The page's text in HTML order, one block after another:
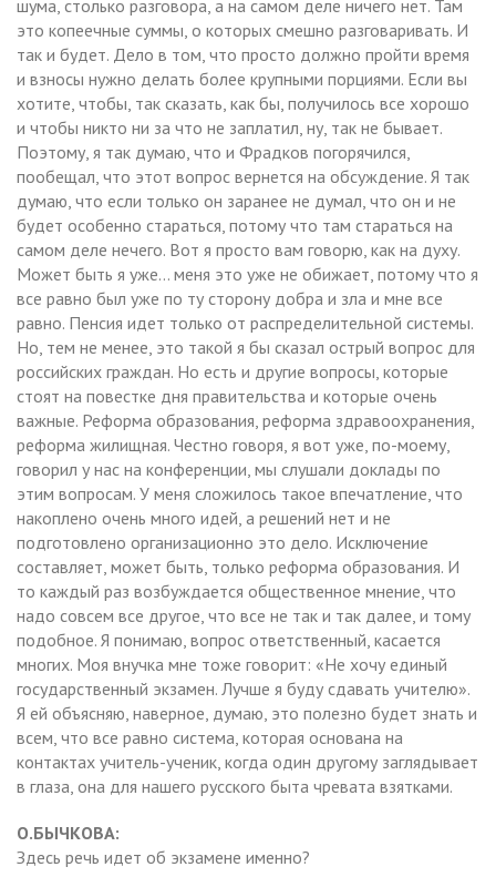
шума, столько разговора, а на самом деле ничего нет. Там
это копеечные суммы, о которых смешно разговаривать. И
так и будет. Дело в том, что просто должно пройти время
и взносы нужно делать более крупными порциями. Если вы
хотите, чтобы, так сказать, как бы, получилось все хорошо
и чтобы никто ни за что не заплатил, ну, так не бывает.
Поэтому, я так думаю, что и Фрадков погорячился,
пообещал, что этот вопрос вернется на обсуждение. Я так
думаю, что если только он заранее не думал, что он и не
будет особенно стараться, потому что там стараться на
самом деле нечего. Вот я просто вам говорю, как на духу.
Может быть я уже… меня это уже не обижает, потому что я
все равно был уже по ту сторону добра и зла и мне все
равно. Пенсия идет только от распределительной системы.
Но, тем не менее, это такой я бы сказал острый вопрос для
российских граждан. Но есть и другие вопросы, которые
стоят на повестке дня правительства и которые очень
важные. Реформа образования, реформа здравоохранения,
реформа жилищная. Честно говоря, я вот уже, по-моему,
говорил у нас на конференции, мы слушали доклады по
этим вопросам. У меня сложилось такое впечатление, что
накоплено очень много идей, а решений нет и не
подготовлено организационно это дело. Исключение
составляет, может быть, только реформа образования. И
то каждый раз возбуждается общественное мнение, что
надо совсем все другое, что все не так и так далее, и тому
подобное. Я понимаю, вопрос ответственный, касается
многих. Моя внучка мне тоже говорит: «Не хочу единый
государственный экзамен. Лучше я буду сдавать учителю».
Я ей объясняю, наверное, думаю, это полезно будет знать и
всем, что все равно система, которая основана на
контактах учитель-ученик, когда один другому заглядывает
в глаза, она для нашего русского быта чревата взятками.
О.БЫЧКОВА:
Здесь речь идет об экзамене именно?